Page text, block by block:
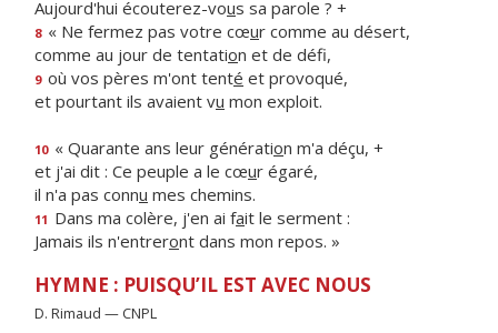
Aujourd'hui écouterez-vous sa parole ? +
8 « Ne fermez pas votre cœur comme au désert,
comme au jour de tentation et de défi,
9 où vos pères m'ont tenté et provoqué,
et pourtant ils avaient vu mon exploit.
10 « Quarante ans leur génération m'a déçu, +
et j'ai dit : Ce peuple a le cœur égaré,
il n'a pas connu mes chemins.
11 Dans ma colère, j'en ai fait le serment :
Jamais ils n'entreront dans mon repos. »
HYMNE : PUISQU’IL EST AVEC NOUS
D. Rimaud — CNPL